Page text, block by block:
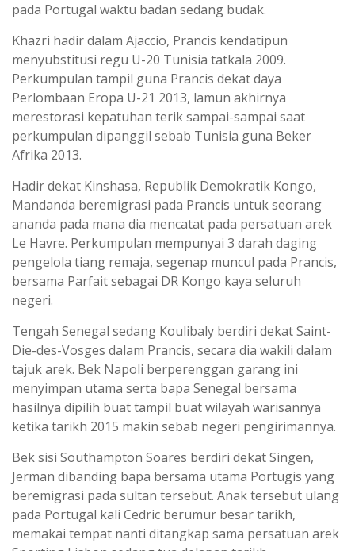
pada Portugal waktu badan sedang budak.
Khazri hadir dalam Ajaccio, Prancis kendatipun
menyubstitusi regu U-20 Tunisia tatkala 2009.
Perkumpulan tampil guna Prancis dekat daya
Perlombaan Eropa U-21 2013, lamun akhirnya
merestorasi kepatuhan terik sampai-sampai saat
perkumpulan dipanggil sebab Tunisia guna Beker
Afrika 2013.
Hadir dekat Kinshasa, Republik Demokratik Kongo,
Mandanda beremigrasi pada Prancis untuk seorang
ananda pada mana dia mencatat pada persatuan arek
Le Havre. Perkumpulan mempunyai 3 darah daging
pengelola tiang remaja, segenap muncul pada Prancis,
bersama Parfait sebagai DR Kongo kaya seluruh
negeri.
Tengah Senegal sedang Koulibaly berdiri dekat Saint-
Die-des-Vosges dalam Prancis, secara dia wakili dalam
tajuk arek. Bek Napoli berperenggan garang ini
menyimpan utama serta bapa Senegal bersama
hasilnya dipilih buat tampil buat wilayah warisannya
ketika tarikh 2015 makin sebab negeri pengirimannya.
Bek sisi Southampton Soares berdiri dekat Singen,
Jerman dibanding bapa bersama utama Portugis yang
beremigrasi pada sultan tersebut. Anak tersebut ulang
pada Portugal kali Cedric berumur besar tarikh,
memakai tempat nanti ditangkap sama persatuan arek